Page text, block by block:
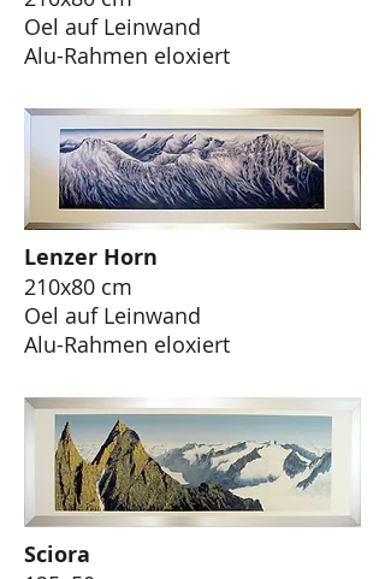
Oel auf Leinwand
Alu-Rahmen eloxiert
Lenzer Horn
210x80 cm
Oel auf Leinwand
Alu-Rahmen eloxiert
Sciora